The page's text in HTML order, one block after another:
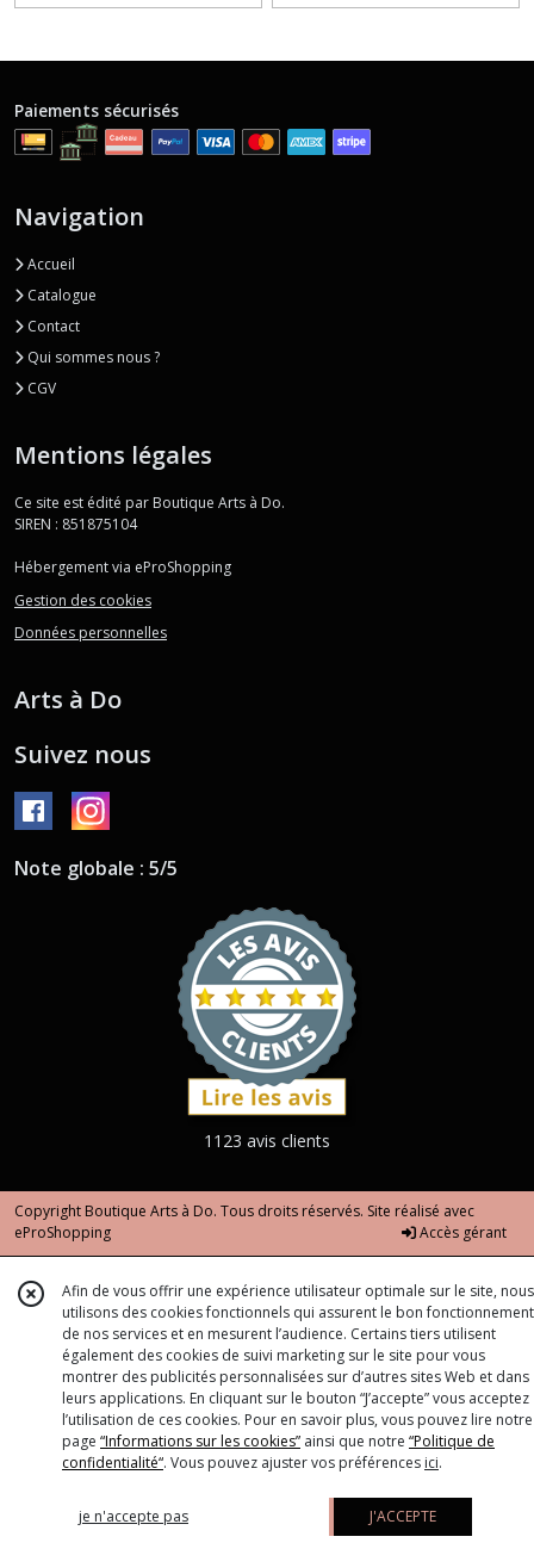
Paiements sécurisés
Navigation
Accueil
Catalogue
Contact
Qui sommes nous ?
CGV
Mentions légales
Ce site est édité par Boutique Arts à Do.
SIREN : 851875104
Hébergement via eProShopping
Gestion des cookies
Données personnelles
Arts à Do
Suivez nous
Note globale : 5/5
1123 avis clients
Copyright Boutique Arts à Do. Tous droits réservés. Site réalisé avec
eProShopping
Accès gérant
Afin de vous offrir une expérience utilisateur optimale sur le site, nous
utilisons des cookies fonctionnels qui assurent le bon fonctionnement
de nos services et en mesurent l’audience. Certains tiers utilisent
également des cookies de suivi marketing sur le site pour vous
montrer des publicités personnalisées sur d’autres sites Web et dans
leurs applications. En cliquant sur le bouton “J’accepte” vous acceptez
l’utilisation de ces cookies. Pour en savoir plus, vous pouvez lire notre
page “Informations sur les cookies” ainsi que notre “Politique de
confidentialité“. Vous pouvez ajuster vos préférences ici.
je n'accepte pas J'ACCEPTE